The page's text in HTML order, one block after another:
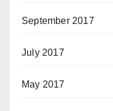
September 2017
July 2017
May 2017